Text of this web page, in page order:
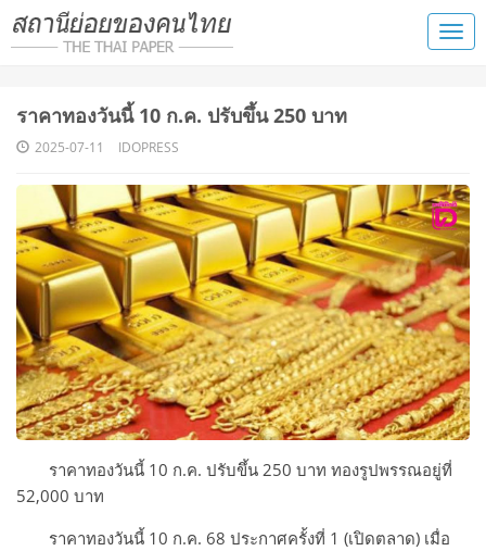
ราคาทองวันนี้ 10 ก.ค. ปรับขึ้น 250 บาท
2025-07-11 IDOPRESS
ราคาทองวันนี้ 10 ก.ค. ปรับขึ้น 250 บาท ทองรูปพรรณอยู่ที่
52,000 บาท
ราคาทองวันนี้ 10 ก.ค. 68 ประกาศครั้งที่ 1 (เปิดตลาด) เมื่อ